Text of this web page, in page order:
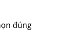
đúng